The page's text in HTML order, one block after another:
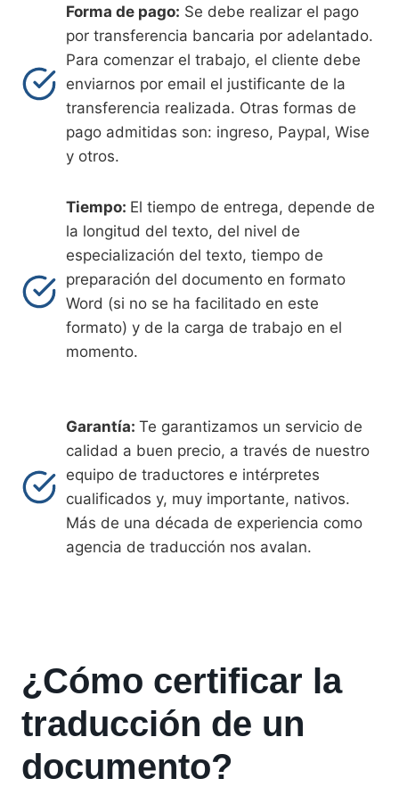
Forma de pago: Se debe realizar el pago
por transferencia bancaria por adelantado.
Para comenzar el trabajo, el cliente debe
enviarnos por email el justificante de la
transferencia realizada. Otras formas de
pago admitidas son: ingreso, Paypal, Wise
y otros.
Tiempo: El tiempo de entrega, depende de
la longitud del texto, del nivel de
especialización del texto, tiempo de
preparación del documento en formato
Word (si no se ha facilitado en este
formato) y de la carga de trabajo en el
momento.
Garantía: Te garantizamos un servicio de
calidad a buen precio, a través de nuestro
equipo de traductores e intérpretes
cualificados y, muy importante, nativos.
Más de una década de experiencia como
agencia de traducción nos avalan.
¿Cómo certificar la
traducción de un
documento?